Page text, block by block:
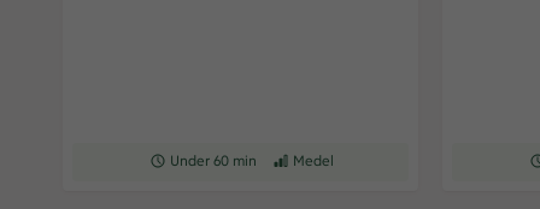
Receptet tar Under 60 min att tillaga
Under 60 min Receptet har Medel svårighetsgrad
Medel